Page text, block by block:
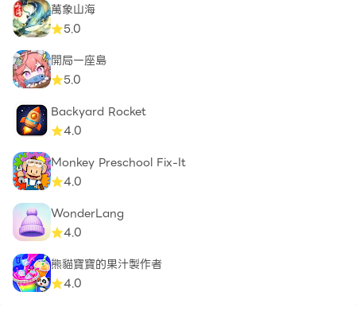
萬象山海
5.0
開局一座島
5.0
Backyard Rocket
4.0
Monkey Preschool Fix-It
4.0
WonderLang
4.0
熊貓寶寶的果汁製作者
4.0